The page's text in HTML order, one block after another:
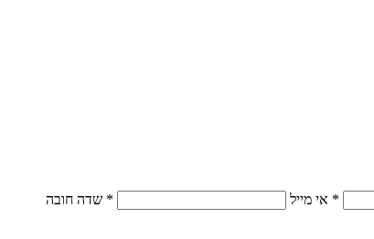
* אי מייל * שדה חובה